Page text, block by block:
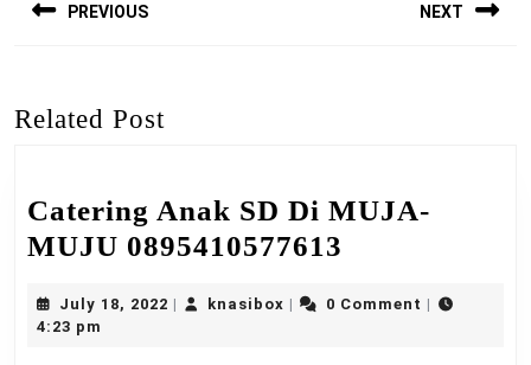
navigation
PREVIOUS NEXT
Related Post
Catering Anak SD Di MUJA-
MUJU 0895410577613
SD
July 18, 2022 July
knasiboxknasibox0 Comment
4:23 pm